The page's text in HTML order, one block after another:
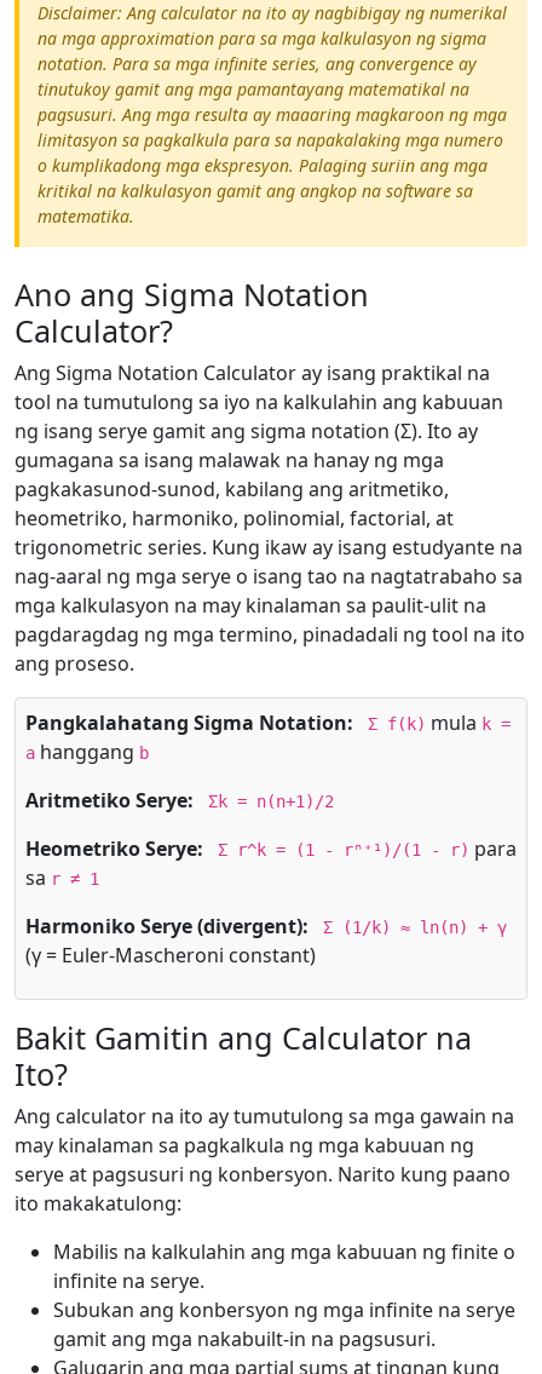
Disclaimer: Ang calculator na ito ay nagbibigay ng numerikal
na mga approximation para sa mga kalkulasyon ng sigma
notation. Para sa mga infinite series, ang convergence ay
tinutukoy gamit ang mga pamantayang matematikal na
pagsusuri. Ang mga resulta ay maaaring magkaroon ng mga
limitasyon sa pagkalkula para sa napakalaking mga numero
o kumplikadong mga ekspresyon. Palaging suriin ang mga
kritikal na kalkulasyon gamit ang angkop na software sa
matematika.
Ano ang Sigma Notation
Calculator?
Ang Sigma Notation Calculator ay isang praktikal na
tool na tumutulong sa iyo na kalkulahin ang kabuuan
ng isang serye gamit ang sigma notation (Σ). Ito ay
gumagana sa isang malawak na hanay ng mga
pagkakasunod-sunod, kabilang ang aritmetiko,
heometriko, harmoniko, polinomial, factorial, at
trigonometric series. Kung ikaw ay isang estudyante na
nag-aaral ng mga serye o isang tao na nagtatrabaho sa
mga kalkulasyon na may kinalaman sa paulit-ulit na
pagdaragdag ng mga termino, pinadadali ng tool na ito
ang proseso.
Pangkalahatang Sigma Notation: Σ f(k) mula k =
a hanggang b
Aritmetiko Serye: Σk = n(n+1)/2
Heometriko Serye: Σ r^k = (1 - rⁿ⁺¹)/(1 - r) para
sa r ≠ 1
Harmoniko Serye (divergent): Σ (1/k) ≈ ln(n) + γ
(γ = Euler-Mascheroni constant)
Bakit Gamitin ang Calculator na
Ito?
Ang calculator na ito ay tumutulong sa mga gawain na
may kinalaman sa pagkalkula ng mga kabuuan ng
serye at pagsusuri ng konbersyon. Narito kung paano
ito makakatulong:
Mabilis na kalkulahin ang mga kabuuan ng finite o
infinite na serye.
Subukan ang konbersyon ng mga infinite na serye
gamit ang mga nakabuilt-in na pagsusuri.
Galugarin ang mga partial sums at tingnan kung